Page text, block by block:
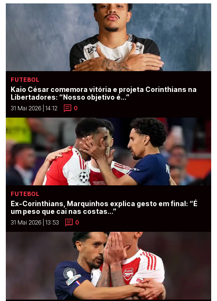
FUTEBOL
Kaio César comemora vitória e projeta Corinthians na
Libertadores: “Nosso objetivo é...”
31 Mai 2026 | 14:12 0
FUTEBOL
Ex-Corinthians, Marquinhos explica gesto em final: “É
um peso que cai nas costas...”
31 Mai 2026 | 13:53 0